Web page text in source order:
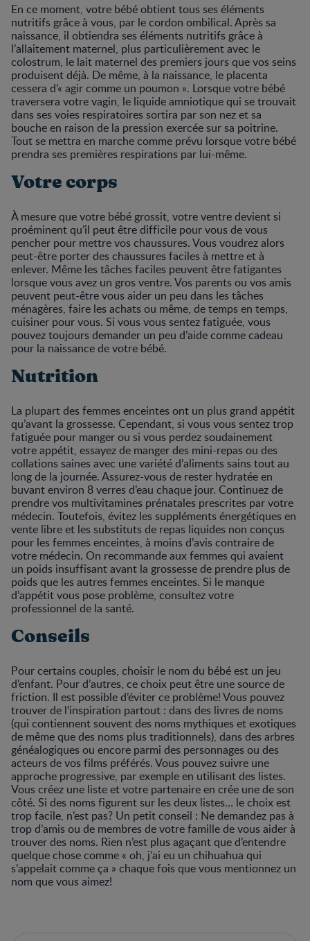
En ce moment, votre bébé obtient tous ses éléments
nutritifs grâce à vous, par le cordon ombilical. Après sa
naissance, il obtiendra ses éléments nutritifs grâce à
l’allaitement maternel, plus particulièrement avec le
colostrum, le lait maternel des premiers jours que vos seins
produisent déjà. De même, à la naissance, le placenta
cessera d’« agir comme un poumon ». Lorsque votre bébé
traversera votre vagin, le liquide amniotique qui se trouvait
dans ses voies respiratoires sortira par son nez et sa
bouche en raison de la pression exercée sur sa poitrine.
Tout se mettra en marche comme prévu lorsque votre bébé
prendra ses premières respirations par lui-même.
Votre corps
À mesure que votre bébé grossit, votre ventre devient si
proéminent qu’il peut être difficile pour vous de vous
pencher pour mettre vos chaussures. Vous voudrez alors
peut-être porter des chaussures faciles à mettre et à
enlever. Même les tâches faciles peuvent être fatigantes
lorsque vous avez un gros ventre. Vos parents ou vos amis
peuvent peut-être vous aider un peu dans les tâches
ménagères, faire les achats ou même, de temps en temps,
cuisiner pour vous. Si vous vous sentez fatiguée, vous
pouvez toujours demander un peu d’aide comme cadeau
pour la naissance de votre bébé.
Nutrition
La plupart des femmes enceintes ont un plus grand appétit
qu’avant la grossesse. Cependant, si vous vous sentez trop
fatiguée pour manger ou si vous perdez soudainement
votre appétit, essayez de manger des mini-repas ou des
collations saines avec une variété d’aliments sains tout au
long de la journée. Assurez-vous de rester hydratée en
buvant environ 8 verres d’eau chaque jour. Continuez de
prendre vos multivitamines prénatales prescrites par votre
médecin. Toutefois, évitez les suppléments énergétiques en
vente libre et les substituts de repas liquides non conçus
pour les femmes enceintes, à moins d’avis contraire de
votre médecin. On recommande aux femmes qui avaient
un poids insuffisant avant la grossesse de prendre plus de
poids que les autres femmes enceintes. Si le manque
d’appétit vous pose problème, consultez votre
professionnel de la santé.
Conseils
Pour certains couples, choisir le nom du bébé est un jeu
d’enfant. Pour d’autres, ce choix peut être une source de
friction. Il est possible d’éviter ce problème! Vous pouvez
trouver de l’inspiration partout : dans des livres de noms
(qui contiennent souvent des noms mythiques et exotiques
de même que des noms plus traditionnels), dans des arbres
généalogiques ou encore parmi des personnages ou des
acteurs de vos films préférés. Vous pouvez suivre une
approche progressive, par exemple en utilisant des listes.
Vous créez une liste et votre partenaire en crée une de son
côté. Si des noms figurent sur les deux listes… le choix est
trop facile, n’est pas? Un petit conseil : Ne demandez pas à
trop d’amis ou de membres de votre famille de vous aider à
trouver des noms. Rien n’est plus agaçant que d’entendre
quelque chose comme « oh, j’ai eu un chihuahua qui
s’appelait comme ça » chaque fois que vous mentionnez un
nom que vous aimez!